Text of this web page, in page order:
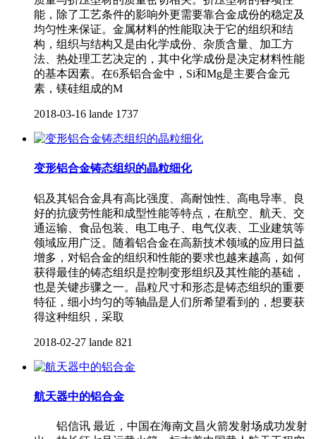
能，除了工艺条件的影响外更需要靠合金成份的稳定及
均匀性来保证。金属材料的性能取决于它的组织和结
构，组织与结构又是由化学成份、杂质含量、加工方
法、热处理工艺决定的，其中化学成份是决定材料性能
的基本因素。在6系铝合金中，Si和Mg是主要合金元
素，镁硅组成的M
2018-03-16 lande 1737
变形铝合金铸态组织的晶粒细化
铝及其铝合金具有高比强度、高耐蚀性、高电导率、良
好的抗疲劳性能和成型性能等特点，在航空、航天、交
通运输、食品包装、电工电子、电气仪表、工业建筑等
领域应用广泛。随着铝合金在高新技术领域的应用日益
增多，对铝合金的组织和性能的要求也越来越高，如何
获得最佳的铸态组织是控制变形组织及其性能的基础，
也是关键步骤之一。晶粒尺寸和形态是铸态组织的重要
特征，细小均匀的等轴晶是人们所希望看到的，想要获
得这种组织，采取
2018-02-27 lande 821
航天器中的铝合金
铝信讯 最近，中国在海南文昌火箭发射场成功发射